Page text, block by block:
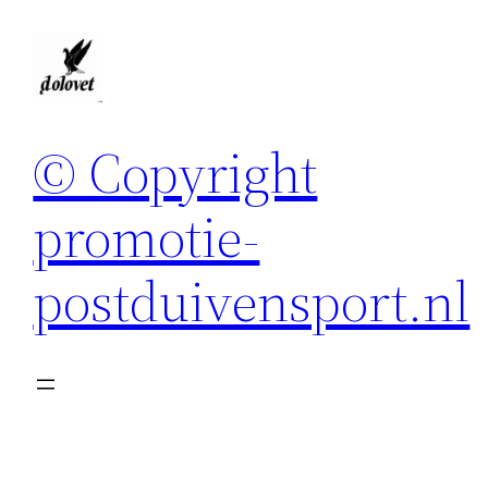
© Copyright
promotie-
postduivensport.nl